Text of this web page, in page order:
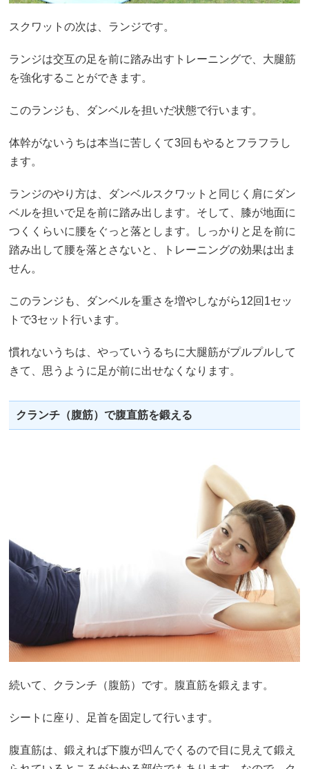
スクワットの次は、ランジです。
ランジは交互の足を前に踏み出すトレーニングで、大腿筋
を強化することができます。
このランジも、ダンベルを担いだ状態で行います。
体幹がないうちは本当に苦しくて3回もやるとフラフラし
ます。
ランジのやり方は、ダンベルスクワットと同じく肩にダン
ベルを担いで足を前に踏み出します。そして、膝が地面に
つくくらいに腰をぐっと落とします。しっかりと足を前に
踏み出して腰を落とさないと、トレーニングの効果は出ま
せん。
このランジも、ダンベルを重さを増やしながら12回1セッ
トで3セット行います。
慣れないうちは、やっていうるちに大腿筋がプルプルして
きて、思うように足が前に出せなくなります。
クランチ（腹筋）で腹直筋を鍛える
続いて、クランチ（腹筋）です。腹直筋を鍛えます。
シートに座り、足首を固定して行います。
腹直筋は、鍛えれば下腹が凹んでくるので目に見えて鍛え